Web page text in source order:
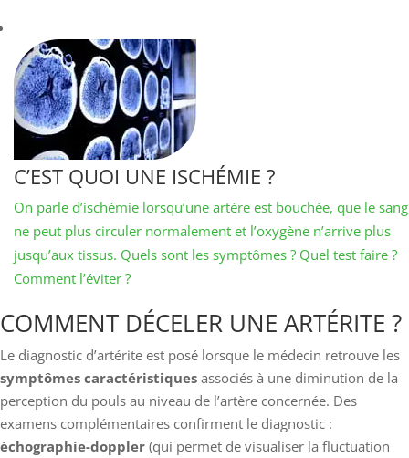
C’EST QUOI UNE ISCHÉMIE ?
On parle d’ischémie lorsqu’une artère est bouchée, que le sang
ne peut plus circuler normalement et l’oxygène n’arrive plus
jusqu’aux tissus. Quels sont les symptômes ? Quel test faire ?
Comment l’éviter ?
COMMENT DÉCELER UNE ARTÉRITE ?
Le diagnostic d’artérite est posé lorsque le médecin retrouve les
symptômes caractéristiques associés à une diminution de la
perception du pouls au niveau de l’artère concernée. Des
examens complémentaires confirment le diagnostic :
échographie-doppler (qui permet de visualiser la fluctuation